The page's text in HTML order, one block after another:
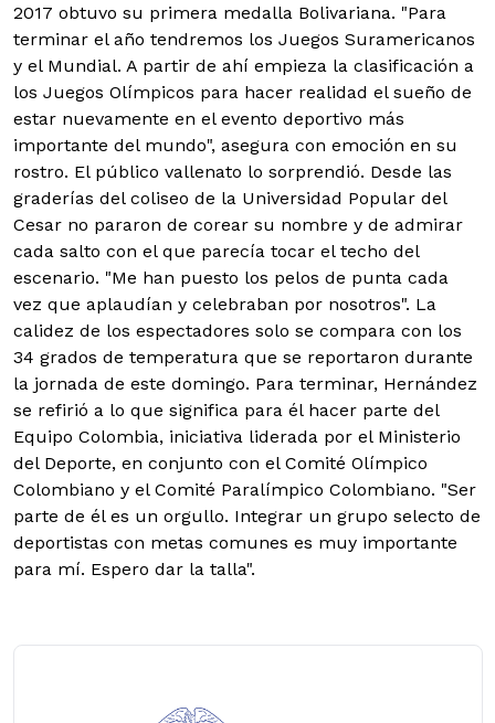
2017 obtuvo su primera medalla Bolivariana. "Para
terminar el año tendremos los Juegos Suramericanos
y el Mundial. A partir de ahí empieza la clasificación a
los Juegos Olímpicos para hacer realidad el sueño de
estar nuevamente en el evento deportivo más
importante del mundo", asegura con emoción en su
rostro. El público vallenato lo sorprendió. Desde las
graderías del coliseo de la Universidad Popular del
Cesar no pararon de corear su nombre y de admirar
cada salto con el que parecía tocar el techo del
escenario. "Me han puesto los pelos de punta cada
vez que aplaudían y celebraban por nosotros". La
calidez de los espectadores solo se compara con los
34 grados de temperatura que se reportaron durante
la jornada de este domingo. Para terminar, Hernández
se refirió a lo que significa para él hacer parte del
Equipo Colombia, iniciativa liderada por el Ministerio
del Deporte, en conjunto con el Comité Olímpico
Colombiano y el Comité Paralímpico Colombiano. "Ser
parte de él es un orgullo. Integrar un grupo selecto de
deportistas con metas comunes es muy importante
para mí. Espero dar la talla".